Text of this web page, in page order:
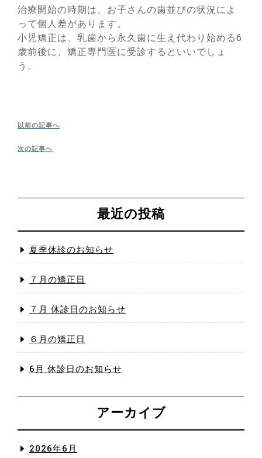
治療開始の時期は、お子さんの歯並びの状況によ
って個人差があります。
小児矯正は、乳歯から永久歯に生え代わり始める6
歳前後に、矯正専門医に受診するといいでしょ
う。
稿
ビ
ョ
以
の
へ
以前の記事へ
次
次の記事へ
最近の投稿
夏季休診のお知らせ
７月の矯正日
７月 休診日のお知らせ
６月の矯正日
6月 休診日のお知らせ
アーカイブ
2026年6月